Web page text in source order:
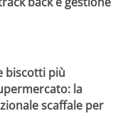
biscotti più
la
scaffale per